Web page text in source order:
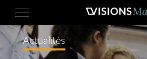
Actualités